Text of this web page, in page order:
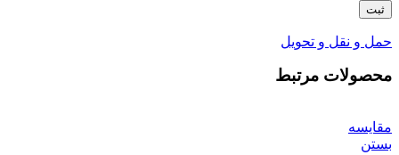
حمل و نقل و تحویل
محصولات مرتبط
مقایسه
بستن